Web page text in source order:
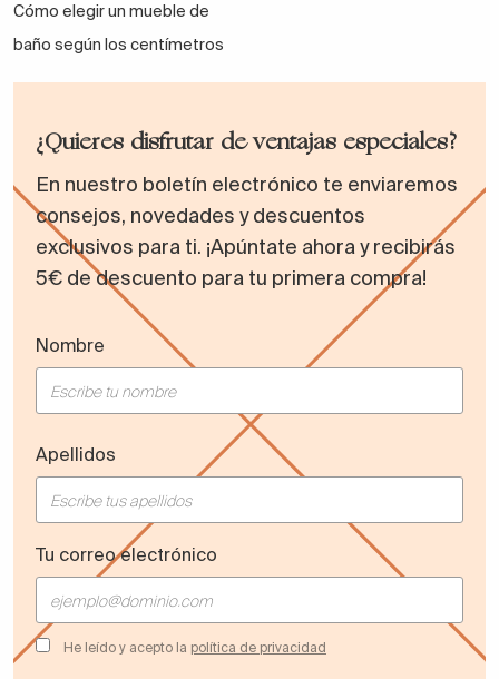
Cómo elegir un mueble de
baño según los centímetros
¿Quieres disfrutar de ventajas especiales?
En nuestro boletín electrónico te enviaremos
consejos, novedades y descuentos
exclusivos para ti. ¡Apúntate ahora y recibirás
5€ de descuento para tu primera compra!
Nombre
Apellidos
Tu correo electrónico
He leído y acepto la política de privacidad